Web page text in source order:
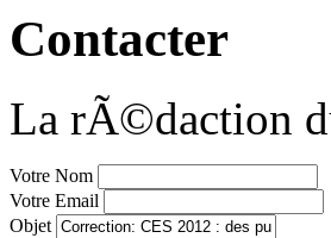
Contacter
La rÃ©daction
Votre Nom
Votre Email
Objet